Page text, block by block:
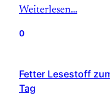
Weiterlesen…
0
Fetter Lesestoff
Tag